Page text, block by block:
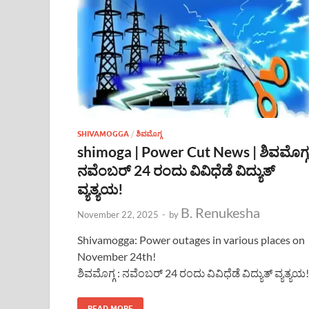
SHIVAMOGGA / ಶಿವಮೊಗ್ಗ
shimoga | Power Cut News |
ನವೆಂಬರ್ 24 ರಂದು ವಿವಿಧೆಡೆ ವಿದ್ಯುತ್
ವ್ಯತ್ಯಯ!
November 22, 2025 - by B. Renukesha
Shivamogga: Power outages in various places on
November 24th!
ಶಿವಮೊಗ್ಗ : ನವೆಂಬರ್ 24 ರಂದು ವಿವಿಧೆಡೆ ವಿದ್ಯುತ್ ವ್ಯತ್ಯಯ!